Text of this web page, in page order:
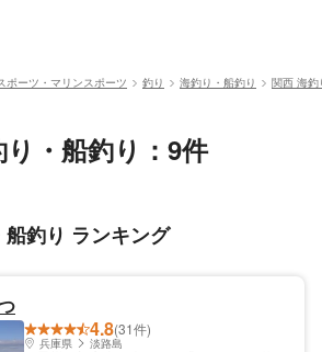
ポーツ・マリンスポーツ 釣り 海釣り・船釣り 関西 海釣
・船釣り：9件
釣り ランキング
4.8(31件)
兵庫県 淡路島